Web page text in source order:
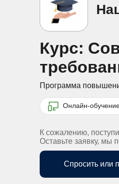
Курс:
Программа
Онлайн-
К сожалению,
Оставьте заявку, мы
Спросить или